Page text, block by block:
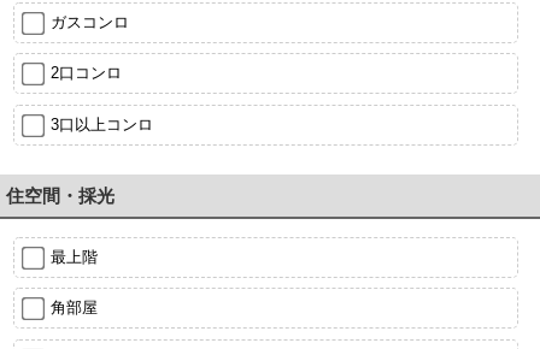
ガスコンロ
2口コンロ
3口以上コンロ
住空間・採光
最上階
角部屋